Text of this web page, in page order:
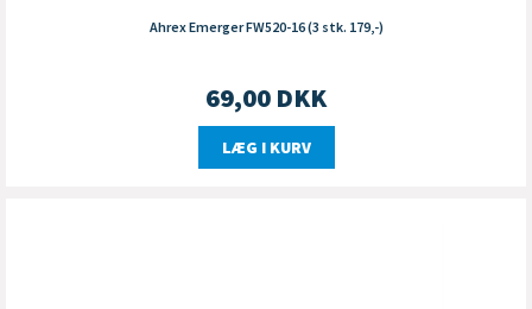
Ahrex Emerger FW520-16 (3 stk. 179,-)
69,00 DKK
LÆG I KURV